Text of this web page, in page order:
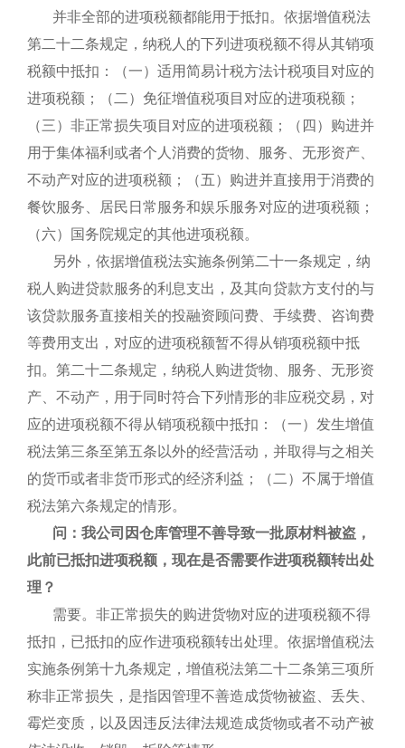
并非全部的进项税额都能用于抵扣。依据增值税法
第二十二条规定，纳税人的下列进项税额不得从其销项
税额中抵扣：（一）适用简易计税方法计税项目对应的
进项税额；（二）免征增值税项目对应的进项税额；
（三）非正常损失项目对应的进项税额；（四）购进并
用于集体福利或者个人消费的货物、服务、无形资产、
不动产对应的进项税额；（五）购进并直接用于消费的
餐饮服务、居民日常服务和娱乐服务对应的进项税额；
（六）国务院规定的其他进项税额。
另外，依据增值税法实施条例第二十一条规定，纳
税人购进贷款服务的利息支出，及其向贷款方支付的与
该贷款服务直接相关的投融资顾问费、手续费、咨询费
等费用支出，对应的进项税额暂不得从销项税额中抵
扣。第二十二条规定，纳税人购进货物、服务、无形资
产、不动产，用于同时符合下列情形的非应税交易，对
应的进项税额不得从销项税额中抵扣：（一）发生增值
税法第三条至第五条以外的经营活动，并取得与之相关
的货币或者非货币形式的经济利益；（二）不属于增值
税法第六条规定的情形。
问：我公司因仓库管理不善导致一批原材料被盗，
此前已抵扣进项税额，现在是否需要作进项税额转出处
理？
需要。非正常损失的购进货物对应的进项税额不得
抵扣，已抵扣的应作进项税额转出处理。依据增值税法
实施条例第十九条规定，增值税法第二十二条第三项所
称非正常损失，是指因管理不善造成货物被盗、丢失、
霉烂变质，以及因违反法律法规造成货物或者不动产被